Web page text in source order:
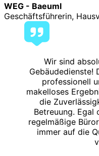
WEG - Baeuml
Geschäftsführerin,
Wir sind
Gebäudedienste!
professionell
makelloses
die
Betreuung. Egal
regelmäßige
immer auf die